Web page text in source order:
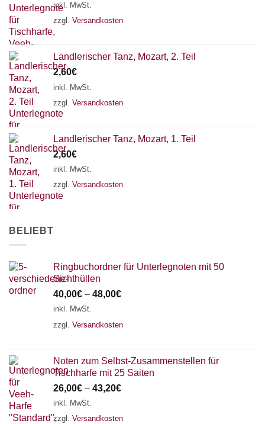
inkl. MwSt.
zzgl. Versandkosten
Landlerischer Tanz, Mozart, 2. Teil
2,60€
inkl. MwSt.
zzgl. Versandkosten
Landlerischer Tanz, Mozart, 1. Teil
2,60€
inkl. MwSt.
zzgl. Versandkosten
BELIEBT
Ringbuchordner für Unterlegnoten mit 50
Sichthüllen
40,00€ – 48,00€
inkl. MwSt.
zzgl. Versandkosten
Noten zum Selbst-Zusammenstellen für
Tischharfe mit 25 Saiten
26,00€ – 43,20€
inkl. MwSt.
zzgl. Versandkosten